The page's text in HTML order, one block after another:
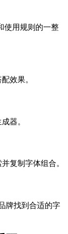
使用规则的一整
效果。
器。
复制字体组合。
牌找到合适的字